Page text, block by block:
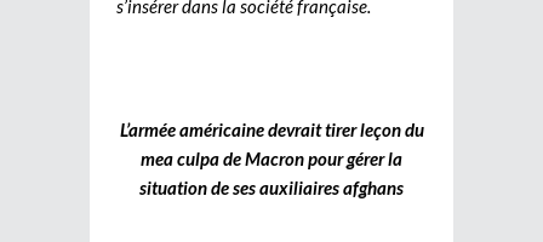
s’insérer dans la société française.
L’armée américaine devrait tirer leçon du
mea culpa de Macron pour gérer la
situation de ses auxiliaires afghans